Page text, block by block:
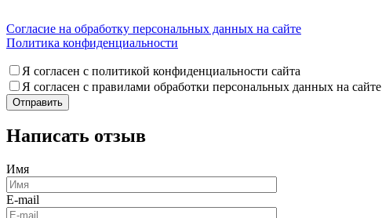
Согласие на обработку персональных данных на сайте
Политика конфиденциальности
Я согласен с политикой конфиденциальности сайта
Я согласен с правилами обработки персональных данных на сайте
Написать отзыв
Имя
E-mail